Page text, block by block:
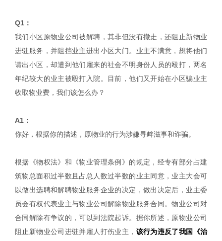
Q1：
我们小区原物业公司被解聘，其非但没有撤走，还阻止新物业
进驻服务，并阻挡业主进出小区大门。业主不满意，想将他们
请出小区，却遭到他们雇来的社会不明身份人员的殴打，两名
年纪较大的业主被殴打入院。目前，他们又开始在小区骗业主
收取物业费，我们该怎么办？
A1：
你好，根据你的描述，原物业的行为涉嫌寻衅滋事和诈骗。
根据《物权法》和《物业管理条例》的规定，经专有部分占建
筑物总面积过半数且占总人数过半数的业主同意，业主大会可
以做出选聘和解聘物业服务企业的决定，做出决定后，业主委
员会有权代表业主与物业公司解除物业服务合同。物业公司对
合同解除有争议的，可以到法院起诉。据你所述，原物业公司
阻止新物业公司进驻并雇人打伤业主， 该行为违反了我国《治